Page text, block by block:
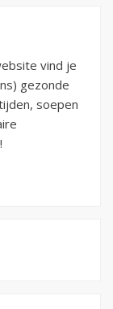
vind je
gezonde
soepen